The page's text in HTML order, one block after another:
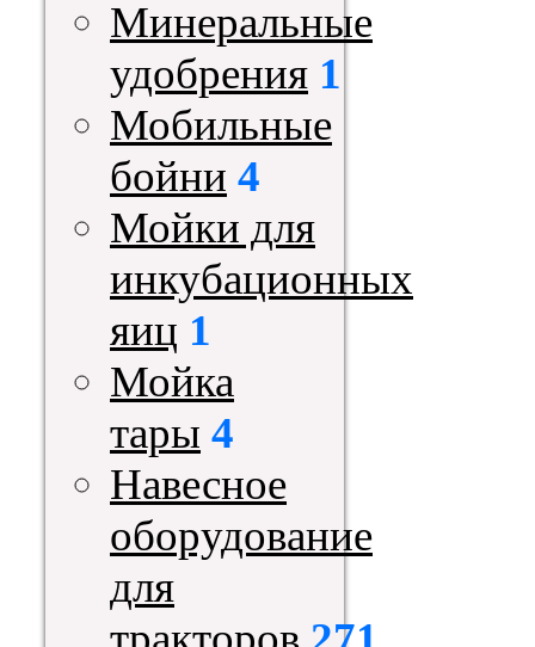
Минеральные
удобрения 1
Мобильные
бойни 4
Мойки для
инкубационных
яиц 1
Мойка
тары 4
Навесное
оборудование
для